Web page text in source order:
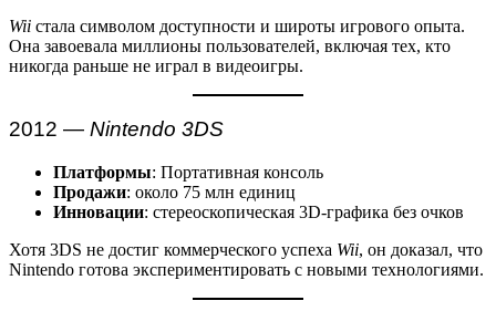
Wii стала символом доступности и широты игрового опыта.
Она завоевала миллионы пользователей, включая тех, кто
никогда раньше не играл в видеоигры.
2012 — Nintendo 3DS
Платформы: Портативная консоль
Продажи: около 75 млн единиц
Инновации: стереоскопическая 3D-графика без очков
Хотя 3DS не достиг коммерческого успеха Wii, он доказал, что
Nintendo готова экспериментировать с новыми технологиями.